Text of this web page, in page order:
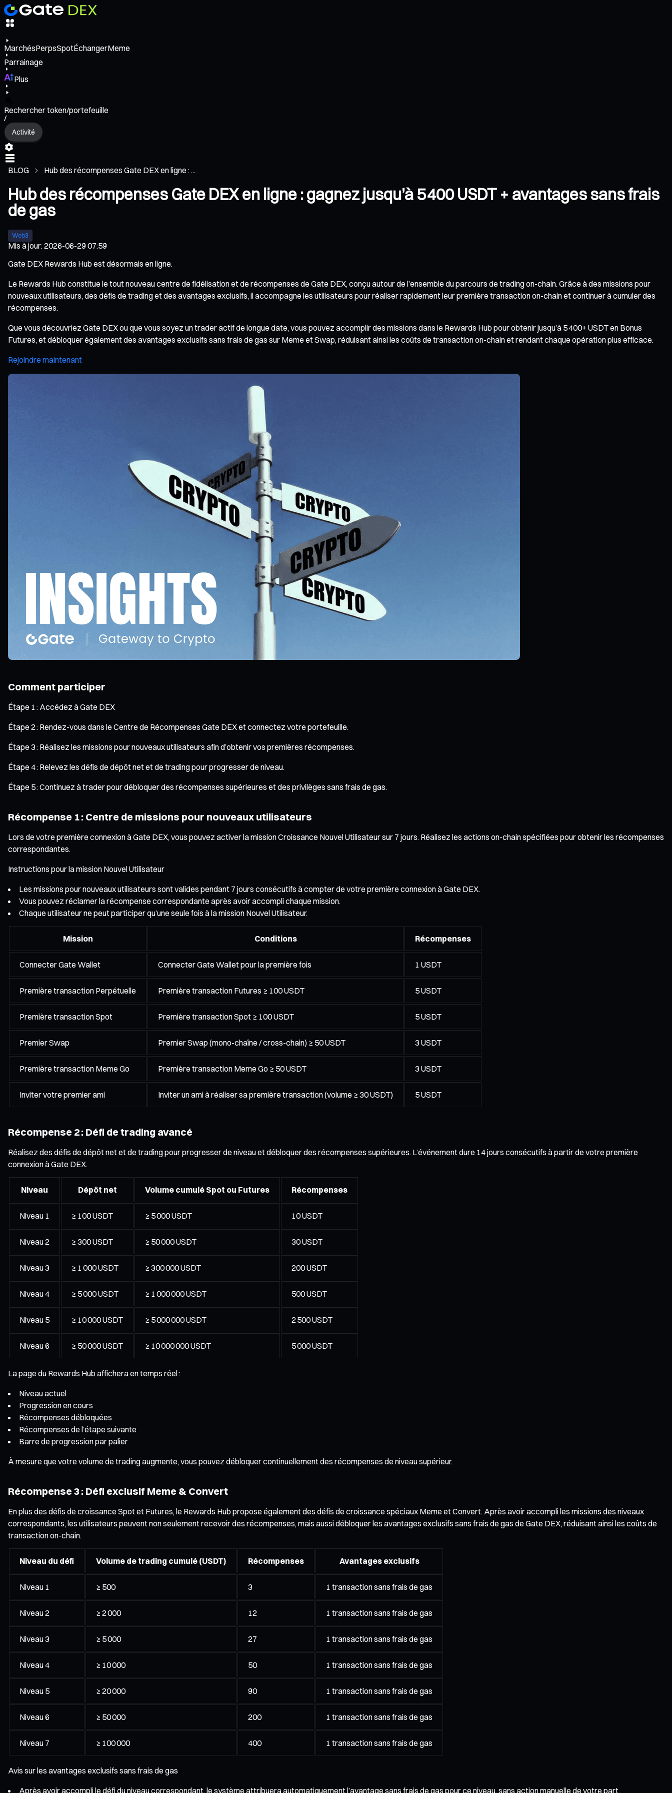
MarchésPerpsSpotÉchangerMeme
Parrainage
Plus
Rechercher token/portefeuille
/
Activité
BLOG Hub des récompenses Gate DEX en ligne : ...
Hub des récompenses Gate DEX en ligne : gagnez jusqu’à 5 400 USDT + avantages sans frais
de gas
Web3
Mis à jour:2026-06-29 07:59
Gate DEX Rewards Hub est désormais en ligne.
Le Rewards Hub constitue le tout nouveau centre de fidélisation et de récompenses de Gate DEX, conçu autour de l’ensemble du parcours de trading on-chain. Grâce à des missions pour
nouveaux utilisateurs, des défis de trading et des avantages exclusifs, il accompagne les utilisateurs pour réaliser rapidement leur première transaction on-chain et continuer à cumuler des
récompenses.
Que vous découvriez Gate DEX ou que vous soyez un trader actif de longue date, vous pouvez accomplir des missions dans le Rewards Hub pour obtenir jusqu’à 5 400+ USDT en Bonus
Futures, et débloquer également des avantages exclusifs sans frais de gas sur Meme et Swap, réduisant ainsi les coûts de transaction on-chain et rendant chaque opération plus efficace.
Rejoindre maintenant
Comment participer
Étape 1 : Accédez à Gate DEX
Étape 2 : Rendez-vous dans le Centre de Récompenses Gate DEX et connectez votre portefeuille.
Étape 3 : Réalisez les missions pour nouveaux utilisateurs afin d’obtenir vos premières récompenses.
Étape 4 : Relevez les défis de dépôt net et de trading pour progresser de niveau.
Étape 5 : Continuez à trader pour débloquer des récompenses supérieures et des privilèges sans frais de gas.
Récompense 1 : Centre de missions pour nouveaux utilisateurs
Lors de votre première connexion à Gate DEX, vous pouvez activer la mission Croissance Nouvel Utilisateur sur 7 jours. Réalisez les actions on-chain spécifiées pour obtenir les récompenses
correspondantes.
Instructions pour la mission Nouvel Utilisateur
Les missions pour nouveaux utilisateurs sont valides pendant 7 jours consécutifs à compter de votre première connexion à Gate DEX.
Vous pouvez réclamer la récompense correspondante après avoir accompli chaque mission.
Chaque utilisateur ne peut participer qu’une seule fois à la mission Nouvel Utilisateur.
Mission Conditions Récompenses
Connecter Gate Wallet Connecter Gate Wallet pour la première fois 1 USDT
Première transaction Perpétuelle Première transaction Futures ≥ 100 USDT 5 USDT
Première transaction Spot Première transaction Spot ≥ 100 USDT 5 USDT
Premier Swap Premier Swap (mono-chaîne / cross-chain) ≥ 50 USDT 3 USDT
Première transaction Meme Go Première transaction Meme Go ≥ 50 USDT 3 USDT
Inviter votre premier ami Inviter un ami à réaliser sa première transaction (volume ≥ 30 USDT) 5 USDT
Récompense 2 : Défi de trading avancé
Réalisez des défis de dépôt net et de trading pour progresser de niveau et débloquer des récompenses supérieures. L’événement dure 14 jours consécutifs à partir de votre première
connexion à Gate DEX.
Niveau Dépôt net Volume cumulé Spot ou Futures Récompenses
Niveau 1 ≥ 100 USDT ≥ 5 000 USDT 10 USDT
Niveau 2 ≥ 300 USDT ≥ 50 000 USDT 30 USDT
Niveau 3 ≥ 1 000 USDT ≥ 300 000 USDT 200 USDT
Niveau 4 ≥ 5 000 USDT ≥ 1 000 000 USDT 500 USDT
Niveau 5 ≥ 10 000 USDT ≥ 5 000 000 USDT 2 500 USDT
Niveau 6 ≥ 50 000 USDT ≥ 10 000 000 USDT 5 000 USDT
La page du Rewards Hub affichera en temps réel :
Niveau actuel
Progression en cours
Récompenses débloquées
Récompenses de l’étape suivante
Barre de progression par palier
À mesure que votre volume de trading augmente, vous pouvez débloquer continuellement des récompenses de niveau supérieur.
Récompense 3 : Défi exclusif Meme & Convert
En plus des défis de croissance Spot et Futures, le Rewards Hub propose également des défis de croissance spéciaux Meme et Convert. Après avoir accompli les missions des niveaux
correspondants, les utilisateurs peuvent non seulement recevoir des récompenses, mais aussi débloquer les avantages exclusifs sans frais de gas de Gate DEX, réduisant ainsi les coûts de
transaction on-chain.
Niveau du défi Volume de trading cumulé (USDT) Récompenses Avantages exclusifs
Niveau 1 ≥ 500 3 1 transaction sans frais de gas
Niveau 2 ≥ 2 000 12 1 transaction sans frais de gas
Niveau 3 ≥ 5 000 27 1 transaction sans frais de gas
Niveau 4 ≥ 10 000 50 1 transaction sans frais de gas
Niveau 5 ≥ 20 000 90 1 transaction sans frais de gas
Niveau 6 ≥ 50 000 200 1 transaction sans frais de gas
Niveau 7 ≥ 100 000 400 1 transaction sans frais de gas
Avis sur les avantages exclusifs sans frais de gas
Après avoir accompli le défi du niveau correspondant, le système attribuera automatiquement l’avantage sans frais de gas pour ce niveau, sans action manuelle de votre part.